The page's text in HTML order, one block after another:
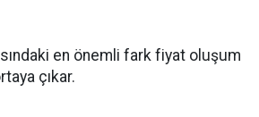
en önemli fark fiyat oluşum
çıkar.